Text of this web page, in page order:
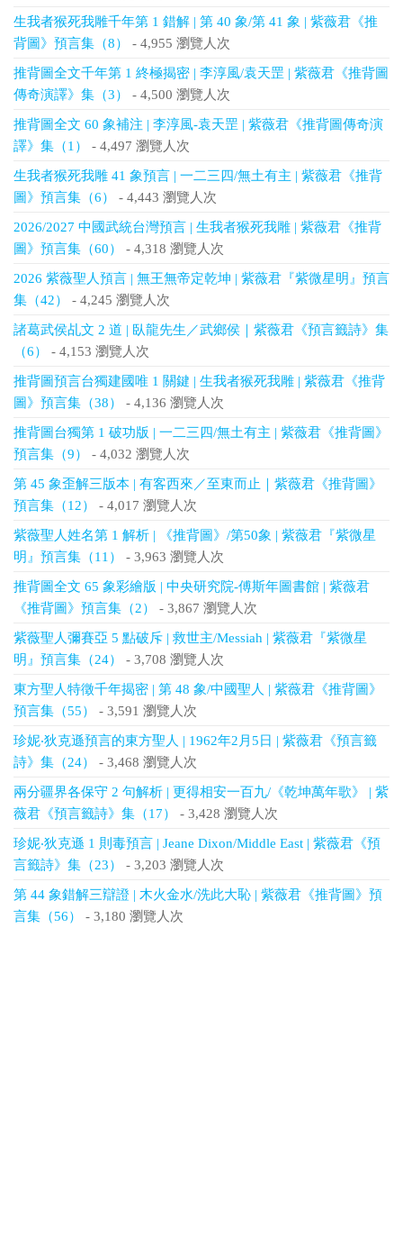
生我者猴死我雕千年第 1 錯解 | 第 40 象/第 41 象 | 紫薇君《推
背圖》預言集（8）
- 4,955 瀏覽人次
推背圖全文千年第 1 終極揭密 | 李淳風/袁天罡 | 紫薇君《推背圖
傳奇演譯》集（3）
- 4,500 瀏覽人次
推背圖全文 60 象補注 | 李淳風-袁天罡 | 紫薇君《推背圖傳奇演
譯》集（1）
- 4,497 瀏覽人次
生我者猴死我雕 41 象預言 | 一二三四/無土有主 | 紫薇君《推背
圖》預言集（6）
- 4,443 瀏覽人次
2026/2027 中國武統台灣預言 | 生我者猴死我雕 | 紫薇君《推背
圖》預言集（60）
- 4,318 瀏覽人次
2026 紫薇聖人預言 | 無王無帝定乾坤 | 紫薇君『紫微星明』預言
集（42）
- 4,245 瀏覽人次
諸葛武侯乩文 2 道 | 臥龍先生／武鄉侯｜紫薇君《預言籤詩》集
（6）
- 4,153 瀏覽人次
推背圖預言台獨建國唯 1 關鍵 | 生我者猴死我雕 | 紫薇君《推背
圖》預言集（38）
- 4,136 瀏覽人次
推背圖台獨第 1 破功版 | 一二三四/無土有主 | 紫薇君《推背圖》
預言集（9）
- 4,032 瀏覽人次
第 45 象歪解三版本 | 有客西來／至東而止｜紫薇君《推背圖》
預言集（12）
- 4,017 瀏覽人次
紫薇聖人姓名第 1 解析 | 《推背圖》/第50象 | 紫薇君『紫微星
明』預言集（11）
- 3,963 瀏覽人次
推背圖全文 65 象彩繪版 | 中央研究院-傅斯年圖書館 | 紫薇君
《推背圖》預言集（2）
- 3,867 瀏覽人次
紫薇聖人彌賽亞 5 點破斥 | 救世主/Messiah | 紫薇君『紫微星
明』預言集（24）
- 3,708 瀏覽人次
東方聖人特徵千年揭密 | 第 48 象/中國聖人 | 紫薇君《推背圖》
預言集（55）
- 3,591 瀏覽人次
珍妮‧狄克遜預言的東方聖人 | 1962年2月5日 | 紫薇君《預言籤
詩》集（24）
- 3,468 瀏覽人次
兩分疆界各保守 2 句解析 | 更得相安一百九/《乾坤萬年歌》 | 紫
薇君《預言籤詩》集（17）
- 3,428 瀏覽人次
珍妮‧狄克遜 1 則毒預言 | Jeane Dixon/Middle East | 紫薇君《預
言籤詩》集（23）
- 3,203 瀏覽人次
第 44 象錯解三辯證 | 木火金水/洗此大恥 | 紫薇君《推背圖》預
言集（56）
- 3,180 瀏覽人次